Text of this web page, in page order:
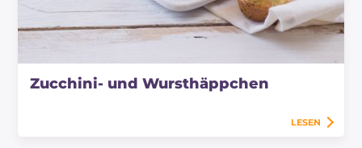
Zucchini- und Wursthäppchen
LESEN